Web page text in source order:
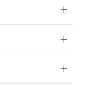
完了
い限